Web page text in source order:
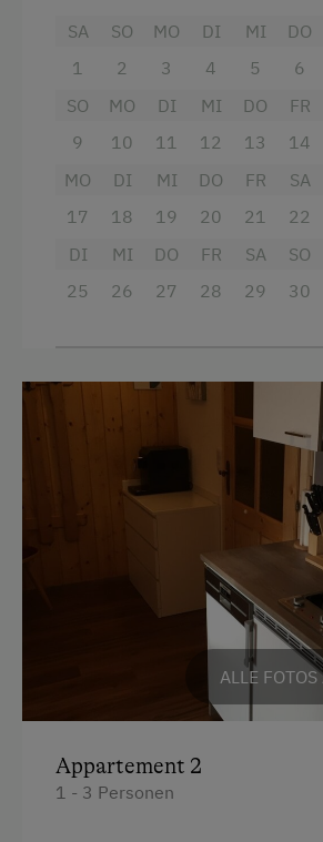
sauber und aufgeräumt sein!) ist
www.gerstbreinhof.at
4 Plattenherd
Balkon/Terrasse
Dusche
Haarföhn
Toilette
SA
1
SO
2
MO
3
DI
4
MI
5
DO
6
SO
9
MO
10
DI
11
MI
12
DO
13
FR
14
MO
17
DI
18
MI
19
DO
20
FR
21
SA
22
DI
25
MI
26
DO
27
FR
28
SA
29
SO
30
ALLE
Appartement 2
1 - 3 Personen